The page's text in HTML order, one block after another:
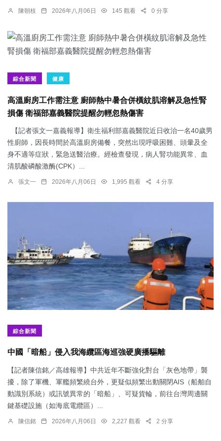
陳朝枝 2026年八月06日 145 觀看 0 分享
綜合新聞 健康
高溫廚房工作需注意 廚師熱中暑合併橫紋肌溶解及急性腎
損傷 衛福部嘉義醫院提醒勿輕忽熱傷害
【記者張文一嘉義報導】衛生福利部嘉義醫院近日收治一名40歲男
性廚師，因長時間於高溫廚房備餐，突然出現呼吸困難、頭暈及全
身不適等症狀，緊急送醫治療。經檢查發現，病人腎功能異常、血
清肌酸磷酸激酶(CPK）...
張文一 2026年八月06日 1,995 觀看 4 分享
綜合新聞
中國「暗船」侵入我海纜區海巡強硬廣播驅離
【記者陳信銘／高雄報導】中共近年不斷強化對台「灰色地帶」襲
擾，除了軍機、軍艦頻繁繞台外，更疑似頻繁出動關閉AIS（船舶自
動識別系統）或訊號異常的「暗船」、可疑貨輪，前往台灣周邊關
鍵基礎設施（如海底電纜區）...
陳信銘 2026年八月06日 2,227 觀看 2 分享